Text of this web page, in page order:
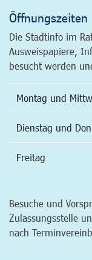
Öffnungszeiten
Die Stadtinfo im
Ausweispapiere,
besucht werden
Montag und
Dienstag und
Freitag
Besuche und
Zulassungsstelle
nach